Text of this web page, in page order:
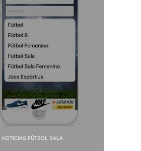
NOTICIAS FÚTBOL SALA